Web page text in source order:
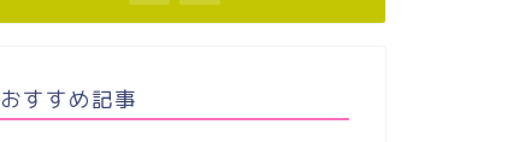
おすすめ記事